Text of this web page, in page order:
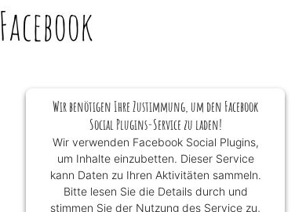
Facebook
Wir benötigen Ihre Zustimmung, um den Facebook
Social Plugins-Service zu laden!
Wir verwenden Facebook Social Plugins,
um Inhalte einzubetten. Dieser Service
kann Daten zu Ihren Aktivitäten sammeln.
Bitte lesen Sie die Details durch und
stimmen Sie der Nutzung des Service zu,